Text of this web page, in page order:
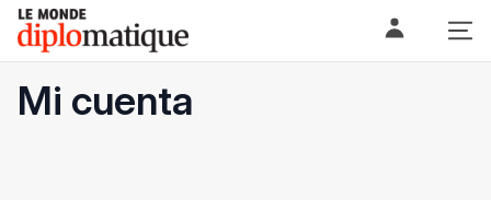
Skip
content
Le monde diplomatique
Mi cuenta